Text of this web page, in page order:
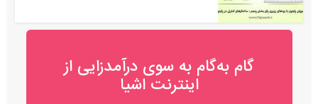
گام به‌گام به‌ سوی درآمدزایی از
اینترنت اشیا